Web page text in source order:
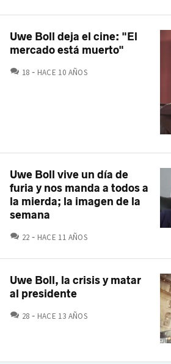
Uwe Boll deja el cine: "El
mercado está muerto"
18 COMENTARIOS
HACE 10 AÑOS
Uwe Boll vive un día de
furia y nos manda a todos a
la mierda; la imagen de la
semana
22 COMENTARIOS
HACE 11 AÑOS
Uwe Boll, la crisis y matar
al presidente
28 COMENTARIOS
HACE 13 AÑOS